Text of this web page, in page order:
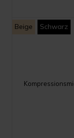
Beige Schwarz